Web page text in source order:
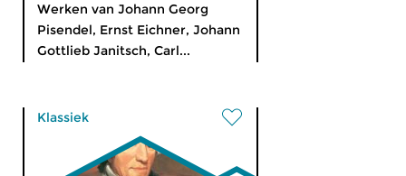
Werken van Johann Georg
Pisendel, Ernst Eichner, Johann
Gottlieb Janitsch, Carl...
Klassiek